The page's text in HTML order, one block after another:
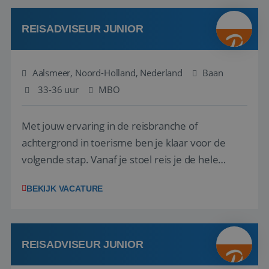
werken: of het nu gaat om vragen ...
REISADVISEUR JUNIOR
Aalsmeer, Noord-Holland, Nederland
Baan
33-36 uur
MBO
Met jouw ervaring in de reisbranche of
achtergrond in toerisme ben je klaar voor de
volgende stap. Vanaf je stoel reis je de hele
wensen van je team, je klant en wat er in de
klanten te overtuigen om die droomreis te
boeken! ...
BEKIJK VACATURE
REISADVISEUR JUNIOR